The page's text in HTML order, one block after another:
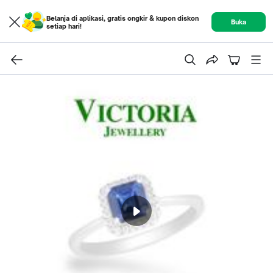
Belanja di aplikasi, gratis ongkir & kupon diskon
setiap hari!
Buka